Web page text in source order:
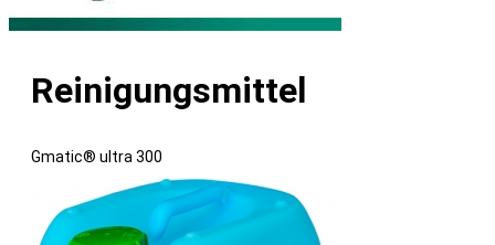
Reinigungsmittel
Gmatic® ultra 300